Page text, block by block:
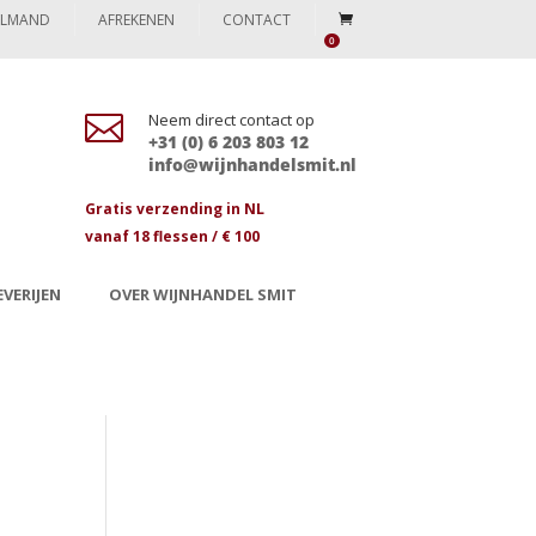
AFREKENEN CONTACT
0
 Neem direct contact op
+31 (0) 6 203 803 12
info@wijnhandelsmit.nl
Gratis verzending in NL
vanaf 18 flessen / € 100
OVER WIJNHANDEL SMIT